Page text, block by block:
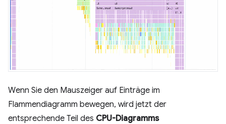
Wenn Sie den Mauszeiger auf Einträge im
Flammendiagramm bewegen, wird jetzt der
entsprechende Teil des CPU-Diagramms